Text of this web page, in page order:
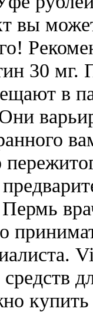
вы
30
в
Пермь